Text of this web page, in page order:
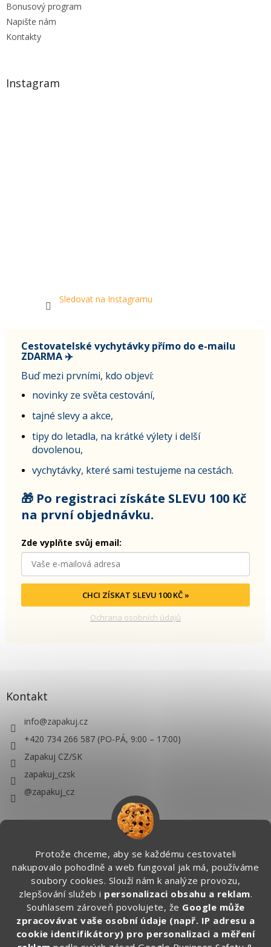
Protože chceme, aby se každému cestovateli
nakupovalo pohodlně a web fungoval jak má, používáme
soubory cookies. Slouží nám k analýze provozu,
zlepšování služeb i personalizaci obsahu a reklam.
Souhlasem zároveň povolujete, že Google může
zpracovávat vaše osobní údaje (např. IP adresu a
cookie identifikátory) pro personalizaci a měření
Bonusový program
Napište nám
Kontakty
Instagram
Sledovat na Instagramu
Cestovatelské vychytávky přímo do e-mailu
ZDARMA ✈️
Buď mezi prvními, kdo objeví:
novinky ze světa cestování,
tajné slevy a akce,
tipy do letadla, na krátké výlety i delší
dovolenou,
vychytávky, které sami testujeme na cestách.
🎁 Po registraci získáte SLEVU 100 Kč
na první objednávku.
Zde vyplňte svůj email:
CHCI ZÍSKAT SLEVU 100 KČ »
Ochrana osobních údajů
Kontakt
info@zapakuj.cz
+420 734 266 587 (PO-PÁ, 9:00 – 17:00)
Zapakuj CZ/SK
zapakuj_czsk
@zapakuj_cz